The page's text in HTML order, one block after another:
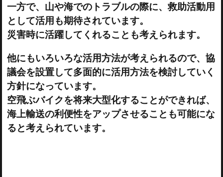
一方で、山や海でのトラブルの際に、救助活動用
として活用も期待されています。
災害時に活躍してくれることも考えられます。
他にもいろいろな活用方法が考えられるので、協
議会を設置して多面的に活用方法を検討していく
方針になっています。
空飛ぶバイクを将来大型化することができれば、
海上輸送の利便性をアップさせることも可能にな
ると考えられています。